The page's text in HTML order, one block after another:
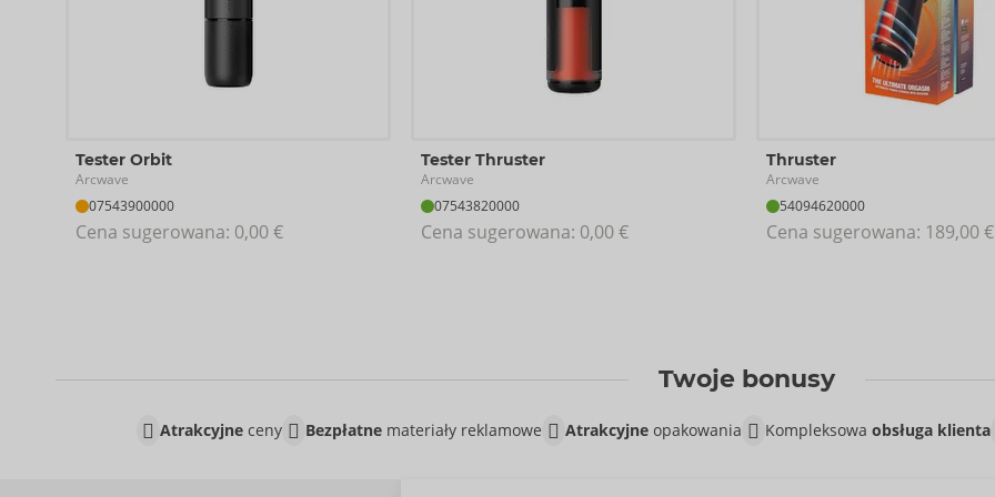
Tester Orbit
Arcwave
07543900000
Cena sugerowana: 0,00 €
Tester Thruster
Arcwave
07543820000
Cena sugerowana: 0,00 €
Thruster
Arcwave
54094620000
Cena sugerowana: 189,00 €
Twoje bonusy
Atrakcyjneceny Bezpłatnemateriały reklamowe Atrakcyjneopakowania Kompleksowa obsługa klienta